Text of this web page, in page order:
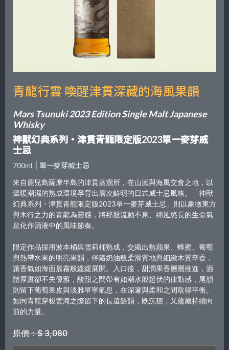
青龍行雲 喚醒津貫深藏的海風果韻
Mars Tsunuki 2023 Edition Single Malt Japanese
Whisky
神獸幻典系列・津貫青龍限定版2023單一麥芽威
士忌
700ml
單一麥芽威士忌
來自鹿兒島薩摩半島的津貫蒸溜所，在山嵐與海風交會之地，以
溫暖潮濕的熟成環境孕育出層次鮮明的日式威士忌風格。「神獸
幻典系列・津貫青龍限定版2023單一麥芽威士忌」則以象徵東方
與木行之力的青龍為靈感，將那股流動不息、綿延悠長的生命氣
息化作酒液中的風味節奏。
限定作品採用波本桶與雪莉桶熟成，交織出熟蘋果、蜂蜜、葡萄
與熱帶水果的明亮果韻，伴隨奶油般柔滑質地與細緻木質辛香，
讓香氣如海面晨霧般緩緩展開。入口後，甜潤果香層層推進，酒
體厚實卻不失優雅，酸甜之間帶有如潮水般起伏的律動感，尾韻
則留下葡萄果皮與淡雅單寧氣息，在深邃與柔和之間取得平衡。
如同青龍穿梭雲海之際留下的長遠餘韻，既沉穩，又蘊藏持續向
前的力量。
原價：$ 3,080